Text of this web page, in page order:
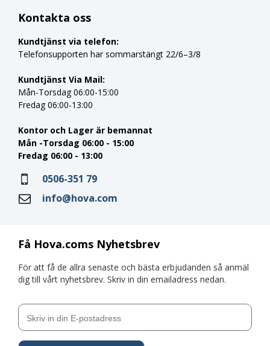
Få Hova.coms Nyhetsbrev
För att få de allra senaste och bästa erbjudanden så anmäl
dig till vårt nyhetsbrev. Skriv in din emailadress nedan.
Kontakta oss
Kundtjänst via telefon:
Telefonsupporten har sommarstängt 22/6–3/8
Kundtjänst Via Mail:
Mån-Torsdag 06:00-15:00
Fredag 06:00-13:00
Kontor och Lager är bemannat
Mån -Torsdag 06:00 - 15:00
Fredag 06:00 - 13:00
0506-351 79
info@hova.com